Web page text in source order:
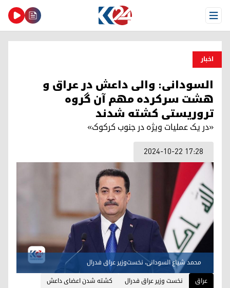
Open Menu
اخبار
السودانی: والی داعش در عراق و
هشت سرکرده مهم آن گروه
تروریستی کشته شدند
«در یک عملیات ویژه در جنوب کرکوک»
2024-10-22 17:28
محمد شیاع السودانی، نخست‌وزیر عراق فدرال
عراق
نخست‌ وزیر عراق فدرال کشته شدن اعضای داعش